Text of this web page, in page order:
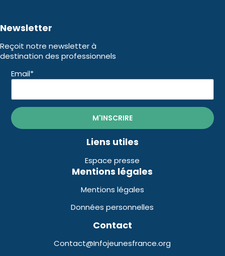
Email*
Newsletter
Reçoit notre newsletter à
destination des professionnels
Liens utiles
Espace presse
Mentions légales
Mentions légales
Données personnelles
Contact
Contact@Infojeunesfrance.org